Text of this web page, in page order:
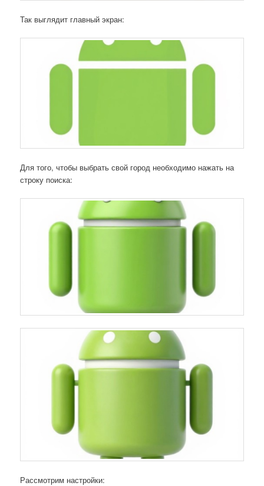
Так выглядит главный экран:
Для того, чтобы выбрать свой город необходимо нажать на
строку поиска:
Рассмотрим настройки: